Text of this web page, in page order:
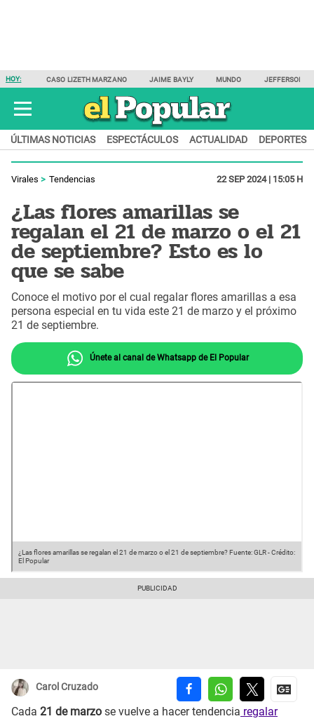
HOY: CASO LIZETH MARZANO JAIME BAYLY MUNDO JEFFERSON
ÚLTIMAS NOTICIAS ESPECTÁCULOS ACTUALIDAD DEPORTES
Virales Tendencias 22 SEP 2024 | 15:05 H
¿Las flores amarillas se
regalan el 21 de marzo o el 21
de septiembre? Esto es lo
que se sabe
Conoce el motivo por el cual regalar flores amarillas a esa
persona especial en tu vida este 21 de marzo y el próximo
21 de septiembre.
Únete al canal de Whatsapp de El Popular
¿Las flores amarillas se regalan el 21 de marzo o el 21 de septiembre?Fuente: GLR-Crédito:
El Popular
Carol Cruzado
Cada 21 de marzo se vuelve a hacer tendencia regalar